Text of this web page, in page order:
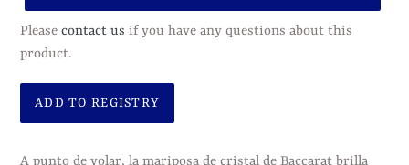
Please contact us if you have any questions about this
product.
el